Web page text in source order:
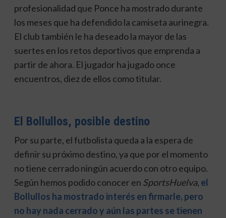
profesionalidad que Ponce ha mostrado durante
los meses que ha defendido la camiseta aurinegra.
El club también le ha deseado la mayor de las
suertes en los retos deportivos que emprenda a
partir de ahora. El jugador ha jugado once
encuentros, diez de ellos como titular.
El Bollullos, posible destino
Por su parte, el futbolista queda a la espera de
definir su próximo destino, ya que por el momento
no tiene cerrado ningún acuerdo con otro equipo.
Según hemos podido conocer en SportsHuelva, el
Bollullos ha mostrado interés en firmarle, pero
no hay nada cerrado y aún las partes setienen